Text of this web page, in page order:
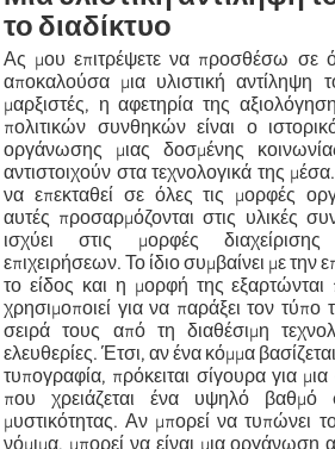
το διαδίκτυο
Ας μου επιτρέψετε να προσθέσω σε
αποκαλούσα μια υλιστική αντίληψη
μαρξιστές, η αφετηρία της
πολιτικών συνθηκών είναι ο
οργάνωσης μιας δοσμένης
αντιστοιχούν στα τεχνολογικά της
να επεκταθεί σε όλες τις μορφές
αυτές προσαρμόζονται στις υλικές
ισχύει στις μορφές
επιχειρήσεων. Το ίδιο συμβαίνει με
το είδος και η μορφή της
χρησιμοποιεί για να παράξει τον τύπο
σειρά τους από τη διαθέσιμη
ελευθερίες. Έτσι, αν ένα κόμμα
τυπογραφία, πρόκειται σίγουρα για
που χρειάζεται ένα υψηλό βαθμό
μυστικότητας. Αν μπορεί να τυπώνει
νόμιμα, μπορεί να είναι μια οργάνωση